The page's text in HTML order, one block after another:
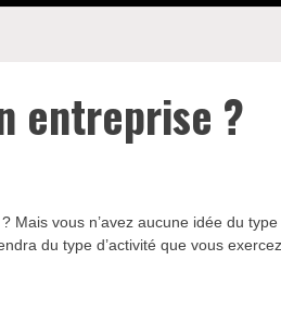
entreprise ?
Mais vous n’avez aucune idée du type
du type d’activité que vous